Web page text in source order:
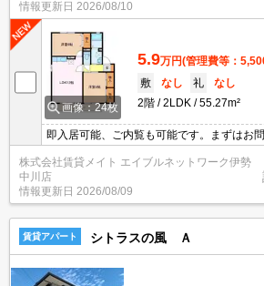
情報更新日 2026/08/10
画像：24枚
5.9万円(管理費等：
敷
なし 礼
なし
2階
2LDK 55.27m²
即入居可能、ご内覧も可能です。まずはお
ンライン内見、オンライン申込も可能です
部屋です。お部屋から訪問者を確認できる
もちろん、知らない人やセールスに対応す
株式会社賃貸メイト エイブルネットワーク伊勢
中川店
情報更新日 2026/08/09
賃貸アパート シトラスの風 Ａ